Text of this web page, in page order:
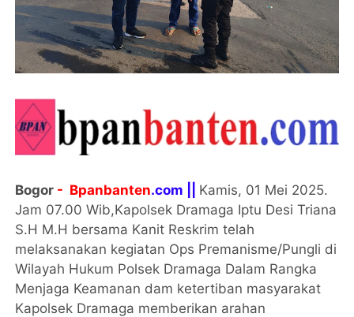
Bogor - Bpanbanten.com || Kamis, 01 Mei 2025.
Jam 07.00 Wib,Kapolsek Dramaga Iptu Desi Triana
S.H M.H bersama Kanit Reskrim telah
melaksanakan kegiatan Ops Premanisme/Pungli di
Wilayah Hukum Polsek Dramaga Dalam Rangka
Menjaga Keamanan dam ketertiban masyarakat
Kapolsek Dramaga memberikan arahan